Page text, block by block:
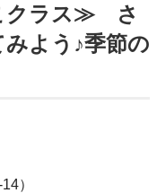
クラス≫ さ
よう♪季節の
）